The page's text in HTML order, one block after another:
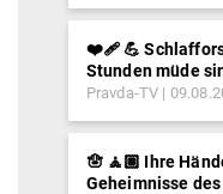
❤️‍🩹 💪
Stunden müde
Pravda-TV
🪬 🧘🏽 Ihre
Geheimnisse